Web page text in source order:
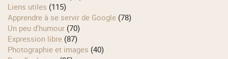
Liens utiles (115)
Apprendre à se servir de Google (78)
Un peu d'humour (70)
Expression libre (87)
Photographie et images (40)